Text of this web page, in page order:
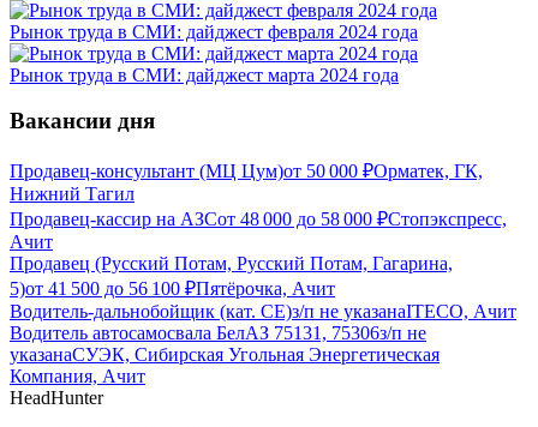
Рынок труда в СМИ: дайджест февраля 2024 года
Рынок труда в СМИ: дайджест марта 2024 года
Вакансии дня
Продавец-консультант (МЦ Цум)от 50 000 ₽Орматек, ГК,
Нижний Тагил
Продавец-кассир на АЗСот 48 000 до 58 000 ₽Стопэкспресс,
Ачит
Продавец (Русский Потам, Русский Потам, Гагарина,
5)от 41 500 до 56 100 ₽Пятёрочка, Ачит
Водитель-дальнобойщик (кат. CE)з/п не указанаITECO, Ачит
Водитель автосамосвала БелАЗ 75131, 75306з/п не
указанаСУЭК, Сибирская Угольная Энергетическая
Компания, Ачит
HeadHunter